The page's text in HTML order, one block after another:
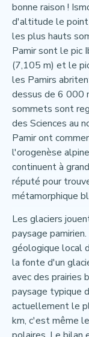
bonne raison !
d'altitude le
les plus hauts
Pamir sont le pic
(7,105 m) et le
les Pamirs
dessus de 6 000
sommets sont
des Sciences au
Pamir ont
l'orogenèse
continuent à
réputé pour
métamorphique
Les glaciers
paysage
géologique local
la fonte d'un
avec des prairies
paysage typique
actuellement le
km, c'est même